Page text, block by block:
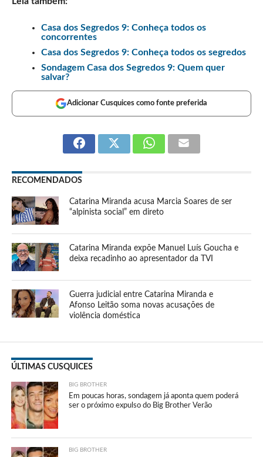
Casa dos Segredos 9: Conheça todos os
concorrentes
Casa dos Segredos 9: Conheça todos os segredos
Sondagem Casa dos Segredos 9: Quem quer
salvar?
Adicionar Cusquices como fonte preferida
RECOMENDADOS
Catarina Miranda acusa Marcia Soares de ser
“alpinista social” em direto
Catarina Miranda expõe Manuel Luís Goucha e
deixa recadinho ao apresentador da TVI
Guerra judicial entre Catarina Miranda e
Afonso Leitão soma novas acusações de
violência doméstica
ÚLTIMAS CUSQUICES
BIG BROTHER
Em poucas horas, sondagem já aponta quem poderá
ser o próximo expulso do Big Brother Verão
BIG BROTHER